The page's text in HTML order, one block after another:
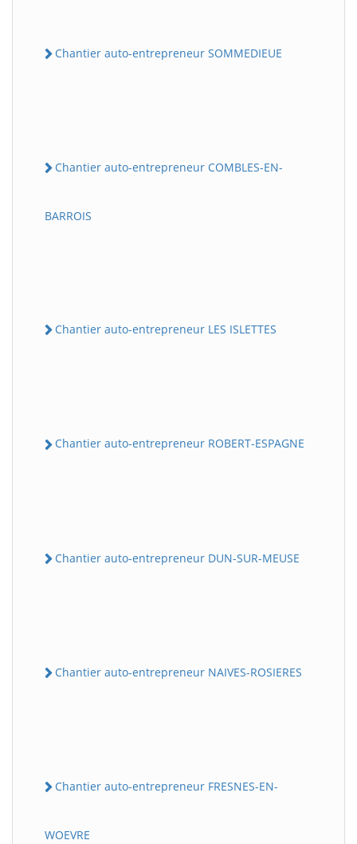
Chantier auto-entrepreneur SOMMEDIEUE
Chantier auto-entrepreneur COMBLES-EN-
BARROIS
Chantier auto-entrepreneur LES ISLETTES
Chantier auto-entrepreneur ROBERT-ESPAGNE
Chantier auto-entrepreneur DUN-SUR-MEUSE
Chantier auto-entrepreneur NAIVES-ROSIERES
Chantier auto-entrepreneur FRESNES-EN-
WOEVRE